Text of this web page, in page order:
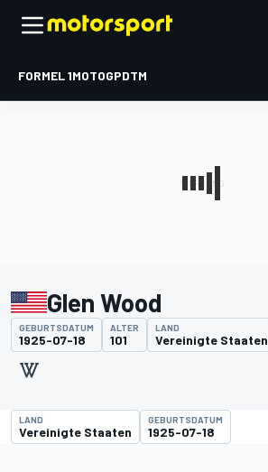
FORMEL 1MOTOGPDTM
Glen Wood
GEBURTSDATUM
1925-07-18
ALTER
101
LAND
Vereinigte Staaten
LAND
Vereinigte Staaten
GEBURTSDATUM
1925-07-18